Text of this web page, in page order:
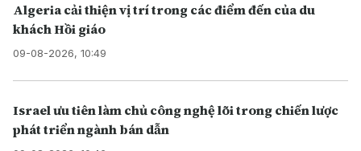
Algeria cải thiện vị trí trong các điểm đến của du
khách Hồi giáo
09-08-2026, 10:49
Israel ưu tiên làm chủ công nghệ lõi trong chiến lược
phát triển ngành bán dẫn